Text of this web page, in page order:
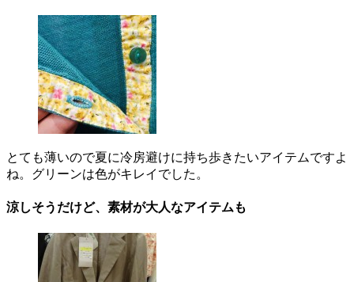
とても薄いので夏に冷房避けに持ち歩きたいアイテムですよ
ね。グリーンは色がキレイでした。
涼しそうだけど、素材が大人なアイテムも